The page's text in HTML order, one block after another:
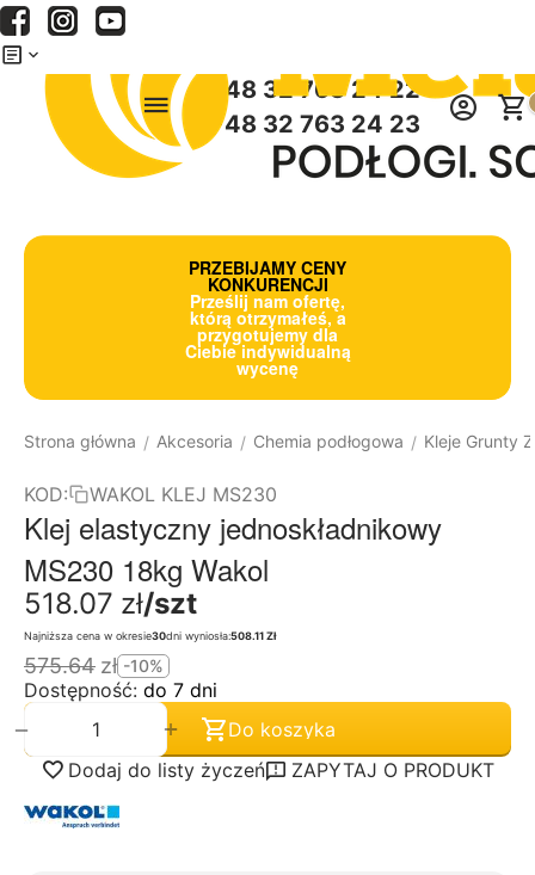
+48 32 763 24 22
+48 32 763 24 23
PRZEBIJAMY CENY
KONKURENCJI
Prześlij nam ofertę,
którą otrzymałeś, a
przygotujemy dla
Ciebie indywidualną
wycenę
Strona główna / Akcesoria / Chemia podłogowa / Kleje Grunty
KOD: WAKOL KLEJ MS230
Klej elastyczny jednoskładnikowy
MS230 18kg Wakol
518.07 zł/szt
Najniższa cena w okresie30dni wyniosła:508.11 Zł
575.64 zł -10%
Dostępność: do 7 dni
+
−
Do koszyka
Dodaj do listy życzeń
ZAPYTAJ O PRODUKT